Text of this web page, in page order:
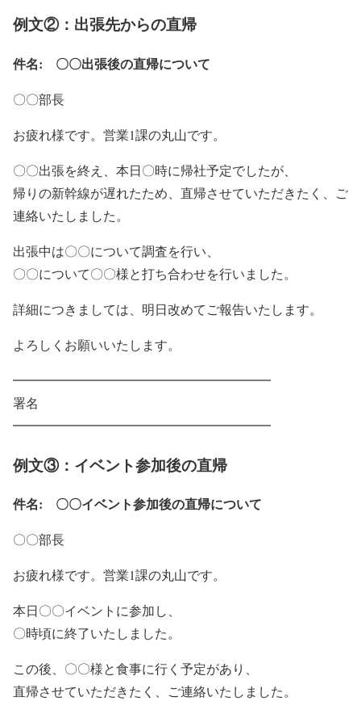
例文②：出張先からの直帰
件名: 〇〇出張後の直帰について
〇〇部長
お疲れ様です。営業1課の丸山です。
〇〇出張を終え、本日〇時に帰社予定でしたが、
帰りの新幹線が遅れたため、直帰させていただきたく、ご
連絡いたしました。
出張中は〇〇について調査を行い、
〇〇について〇〇様と打ち合わせを行いました。
詳細につきましては、明日改めてご報告いたします。
よろしくお願いいたします。
━━━━━━━━━━━━━━━━━━━━
署名
━━━━━━━━━━━━━━━━━━━━
例文③：イベント参加後の直帰
件名: 〇〇イベント参加後の直帰について
〇〇部長
お疲れ様です。営業1課の丸山です。
本日〇〇イベントに参加し、
〇時頃に終了いたしました。
この後、〇〇様と食事に行く予定があり、
直帰させていただきたく、ご連絡いたしました。